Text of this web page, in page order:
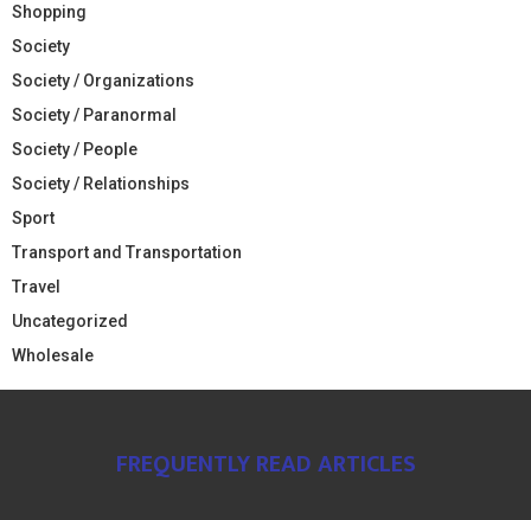
Shopping
Society
Society / Organizations
Society / Paranormal
Society / People
Society / Relationships
Sport
Transport and Transportation
Travel
Uncategorized
Wholesale
FREQUENTLY READ ARTICLES